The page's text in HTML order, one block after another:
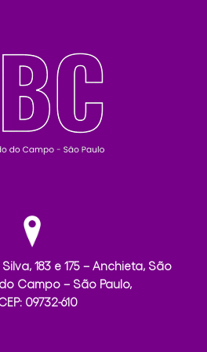
183 e 175 – Anchieta, São
Campo – São Paulo,
09732-610